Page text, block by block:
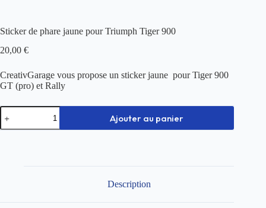
Sticker de phare jaune pour Triumph Tiger 900
20,00 €
CreativGarage vous propose un sticker jaune pour Tiger 900
GT (pro) et Rally
quantité
de
Sticker
Ajouter au panier
Description